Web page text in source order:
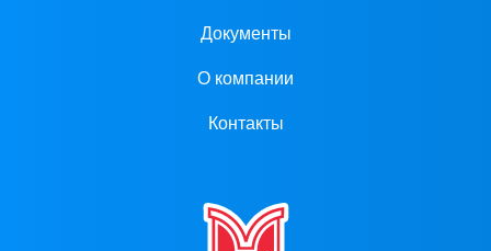
Документы
О компании
Контакты